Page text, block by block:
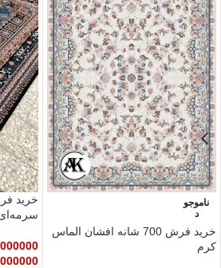
ناموجو
د
خرید فرش 700 شانه افشان الماس
کرم